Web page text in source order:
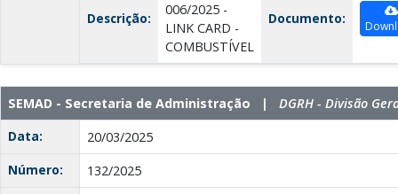
Descrição:
006/2025 -
LINK CARD -
COMBUSTÍVEL
Documento:
SEMAD - Secretaria de Administração | DGRH - Divisão
Data:
20/03/2025
Número:
132/2025